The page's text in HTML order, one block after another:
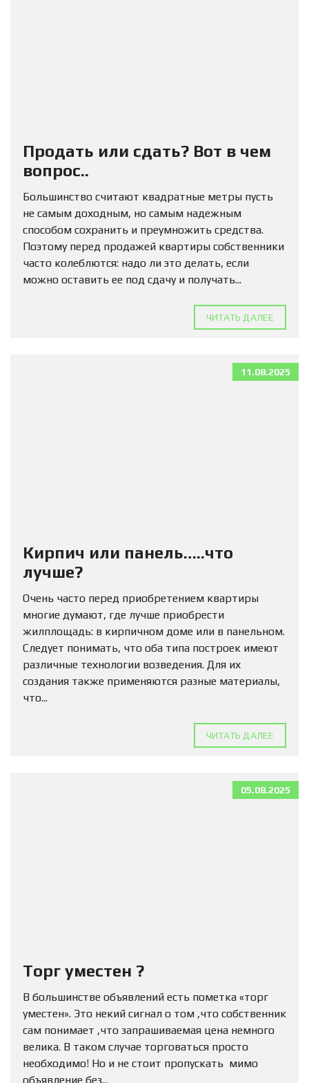
Продать или сдать? Вот в чем
вопрос..
Большинство считают квадратные метры пусть
не самым доходным, но самым надежным
способом сохранить и преумножить средства.
Поэтому перед продажей квартиры собственники
часто колеблются: надо ли это делать, если
можно оставить ее под сдачу и получать...
ЧИТАТЬ ДАЛЕЕ
11.08.2025
Кирпич или панель…..что
лучше?
Очень часто перед приобретением квартиры
многие думают, где лучше приобрести
жилплощадь: в кирпичном доме или в панельном.
Следует понимать, что оба типа построек имеют
различные технологии возведения. Для их
создания также применяются разные материалы,
что...
ЧИТАТЬ ДАЛЕЕ
05.08.2025
Торг уместен ?
В большинстве объявлений есть пометка «торг
уместен». Это некий сигнал о том ,что собственник
сам понимает ,что запрашиваемая цена немного
велика. В таком случае торговаться просто
необходимо! Но и не стоит пропускать мимо
объявление без...